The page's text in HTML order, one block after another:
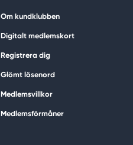
Om kundklubben
Digitalt medlemskort
Registrera dig
Glömt lösenord
Medlemsvillkor
Medlemsförmåner